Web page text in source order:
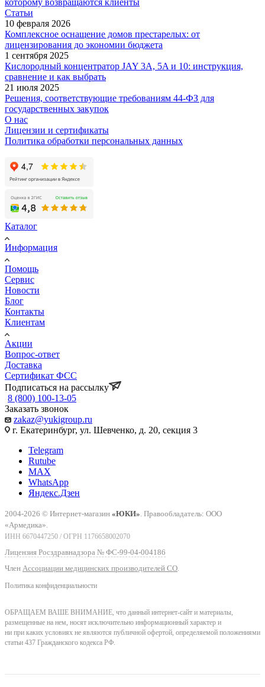
Статьи
10 февраля 2026
Комплексное оснащение домов престарелых: от
лицензирования до экономии бюджета
1 сентября 2025
Кислородный концентратор JAY 3A, 5A и 10: инструкция,
сравнение и как выбрать
21 июля 2025
Решения, соответствующие требованиям 44-ФЗ для
государственных закупок
О нас
Лицензии и сертификаты
Политика обработки персональных данных
Каталог
Информация
Помощь
Сервис
Новости
Блог
Контакты
Клиентам
Акции
Вопрос-ответ
Доставка
Сертификат ФСС
Подписаться на рассылку
8 (800) 100-13-05
Заказать звонок
zakaz@yukigroup.ru
г. Екатеринбург, ул. Шевченко, д. 20, секция 3
Telegram
Rutube
MAX
WhatsApp
Яндекс.Дзен
2004-2026 © Интернет-магазин «ЮКИ» . Правообладатель: ООО
«Армедика».
ИНН 6670447250 / ОГРН 1176658002070
Лицензия Росздравнадзора № ФС-99-04-004186
Член Ассоциации медицинских производителей СО
Политика конфиденциальности
ОБРАЩАЕМ ВАШЕ ВНИМАНИЕ, что данный интернет-сайт и материалы,
размещенные на нем, носят исключительно информационный характер и
ни при каких условиях не являются публичной офертой, определяемой положениями
статьи 437 Гражданского кодекса РФ.